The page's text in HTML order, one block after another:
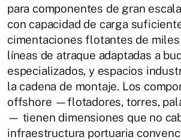
para componentes de gran
con capacidad de carga
cimentaciones flotantes de
líneas de atraque adaptadas a
especializados, y espacios
la cadena de montaje. Los
offshore —flotadores, torres,
— tienen dimensiones que no
infraestructura portuaria